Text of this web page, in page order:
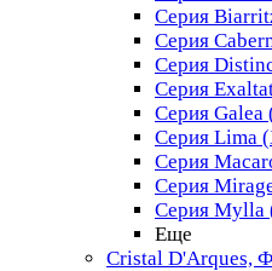
Серия
Серия
Серия
Серия
Серия Galea
Серия Lima
Серия
Серия
Серия Mylla
Еще
Cristal D'Arques,